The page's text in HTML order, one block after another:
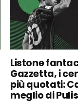
Listone
Gazzetta, i
più quotati:
meglio di